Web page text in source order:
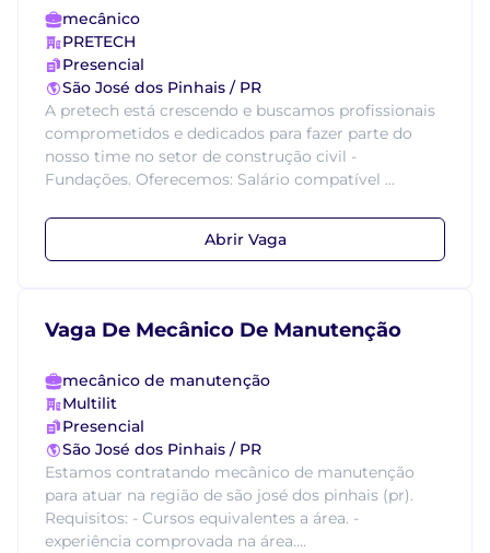
mecânico
PRETECH
Presencial
São José dos Pinhais / PR
A pretech está crescendo e buscamos profissionais
comprometidos e dedicados para fazer parte do
nosso time no setor de construção civil -
Fundações. Oferecemos: Salário compatível ...
Abrir Vaga
Vaga De Mecânico De Manutenção
mecânico de manutenção
Multilit
Presencial
São José dos Pinhais / PR
Estamos contratando mecânico de manutenção
para atuar na região de são josé dos pinhais (pr).
Requisitos: - Cursos equivalentes a área. -
experiência comprovada na área....